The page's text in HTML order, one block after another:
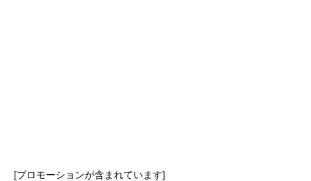
[プロモーションが含まれています]